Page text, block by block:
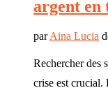
argent en
parAina Lucia
Rechercher des
crise est crucial.